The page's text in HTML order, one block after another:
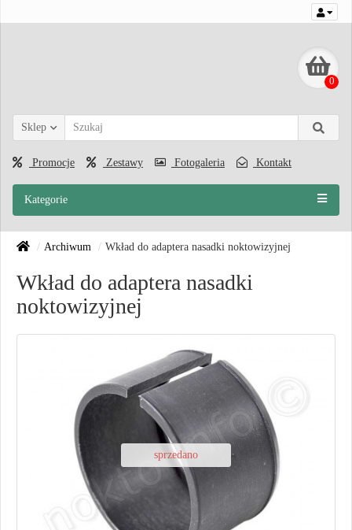
0
Sklep
Promocje Zestawy Fotogaleria Kontakt
Kategorie
Archiwum Wkład do adaptera nasadki noktowizyjnej
Wkład do adaptera nasadki
noktowizyjnej
sprzedano